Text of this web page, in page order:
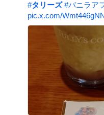
#タリーズ #バニラア
pic.x.com/